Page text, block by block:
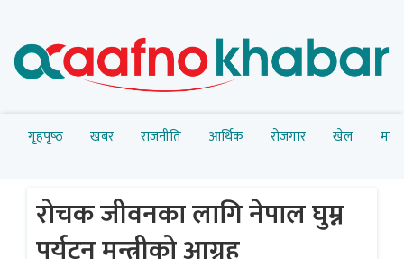
गृहपृष्‍ठ खबर राजनीति आर्थिक रोजगार खेल
रोचक जीवनका लागि नेपाल घुम्न